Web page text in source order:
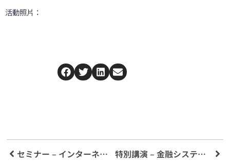
活動照片：
セミナー – インターネット コミュニティで使用される「ナレッジ バッグ」 特別講演 – 金融システムと金融の進化とイノベーション